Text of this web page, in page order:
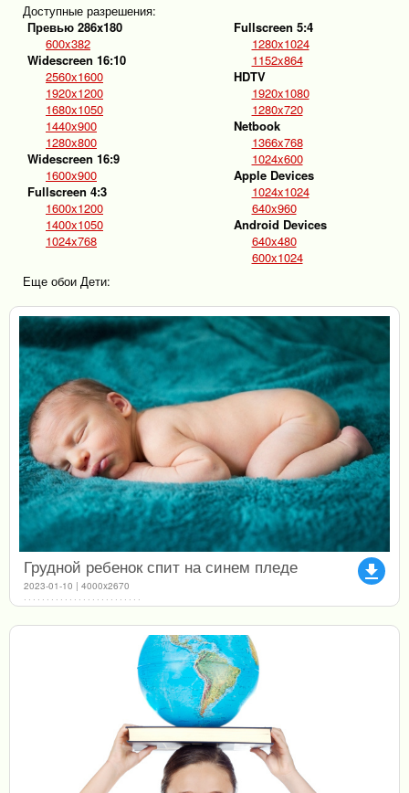
Доступные разрешения:
Превью 286x180
600x382
Widescreen 16:10
2560x1600
1920x1200
1680x1050
1440x900
1280x800
Widescreen 16:9
1600x900
Fullscreen 4:3
1600x1200
1400x1050
1024x768
Fullscreen 5:4
1280x1024
1152x864
HDTV
1920x1080
1280x720
Netbook
1366x768
1024x600
Apple Devices
1024x1024
640x960
Android Devices
640x480
600x1024
Еще обои Дети:
file_download
Грудной ребенок спит на синем пледе
2023-01-10 | 4000x2670